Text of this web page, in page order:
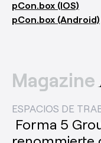
pCon.box (IOS)
pCon.box (Android)
Magazine
ESPACIOS DE
Forma 5